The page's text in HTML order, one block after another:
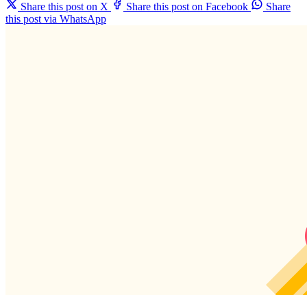
Share this post on X
Share this post on Facebook
Share
this post via WhatsApp